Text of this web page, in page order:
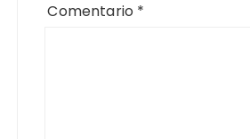
Comentario *